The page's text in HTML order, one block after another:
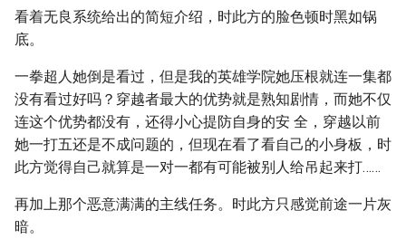
看着无良系统给出的简短介绍，时此方的脸色顿时黑如锅
底。
一拳超人她倒是看过，但是我的英雄学院她压根就连一集都
没有看过好吗？穿越者最大的优势就是熟知剧情，而她不仅
连这个优势都没有，还得小心提防自身的安 全，穿越以前
她一打五还是不成问题的，但现在看了看自己的小身板，时
此方觉得自己就算是一对一都有可能被别人给吊起来打……
再加上那个恶意满满的主线任务。时此方只感觉前途一片灰
暗。